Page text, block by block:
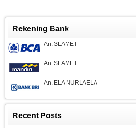
Rekening Bank
An. SLAMET
An. SLAMET
An. ELA NURLAELA
Recent Posts